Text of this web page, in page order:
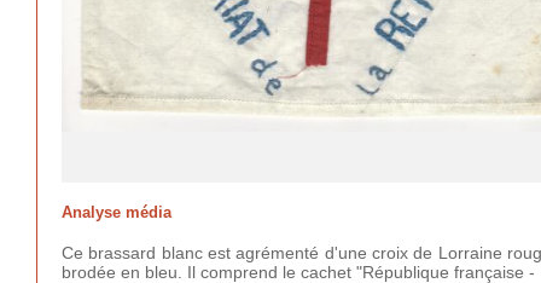
Analyse média
Ce brassard blanc est agrémenté d'une croix de Lorraine
brodée en bleu. Il comprend le cachet "République française